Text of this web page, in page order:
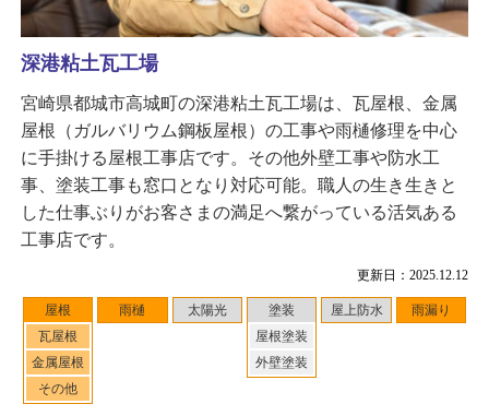
更新日：2025.12.12
屋根
瓦屋根
金属屋根
その他
雨樋 太陽光
塗装
屋根塗装
外壁塗装
屋上防水 雨漏り
深港粘土瓦工場
宮崎県都城市高城町の深港粘土瓦工場は、瓦屋根、金属
屋根（ガルバリウム鋼板屋根）の工事や雨樋修理を中心
に手掛ける屋根工事店です。その他外壁工事や防水工
事、塗装工事も窓口となり対応可能。職人の生き生きと
した仕事ぶりがお客さまの満足へ繋がっている活気ある
工事店です。